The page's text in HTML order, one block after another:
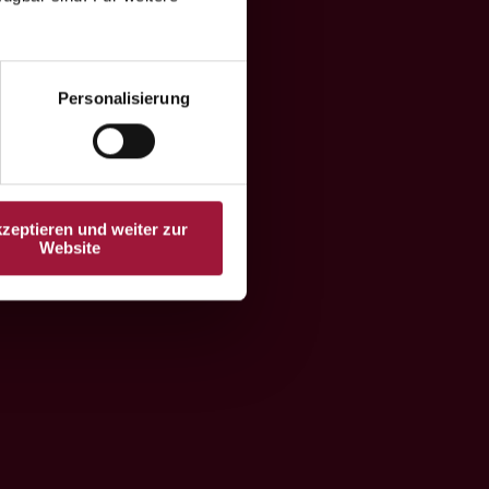
Personalisierung
und weiter zur
Website